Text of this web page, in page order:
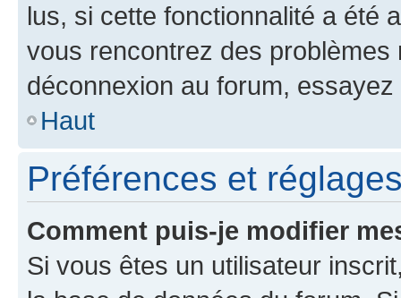
lus, si cette fonctionnalité a été
vous rencontrez des
déconnexion au forum,
Haut
Préférences et
Comment puis-je modifier
Si vous êtes un utilisateur